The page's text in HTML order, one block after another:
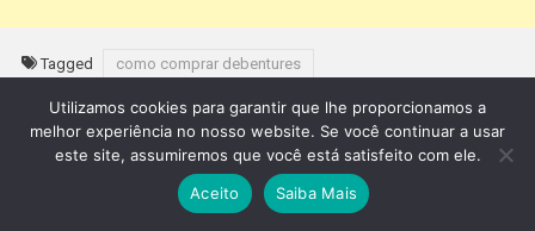
Tagged
como comprar debentures
como funciona as debentures
como funciona debenture
como funciona debentures
como funciona uma debenture
como ganhar com debentures
como ganhar dinheiro com debentures
Utilizamos cookies para garantir que lhe proporcionamos a
melhor experiência no nosso website. Se você continuar a usar
este site, assumiremos que você está satisfeito com ele.
Aceito
Saiba Mais